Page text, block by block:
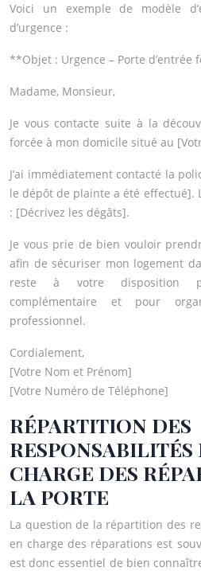
Voici un exemple de modèle
d’urgence :
**Objet : Urgence – Porte d’entrée
Madame, Monsieur,
Je vous contacte suite à la
forcée à mon domicile situé au
J’ai immédiatement contacté la
le dépôt de plainte a été effectué].
: [Décrivez les dégâts].
Je vous prie de bien vouloir
afin de sécuriser mon logement
reste à votre disposition
complémentaire et pour
professionnel.
Cordialement,
[Votre Nom et Prénom]
[Votre Numéro de Téléphone]
RÉPARTITION DES
RESPONSABILITÉS
CHARGE DES
LA PORTE
La question de la répartition des
en charge des réparations est
est donc essentiel de bien